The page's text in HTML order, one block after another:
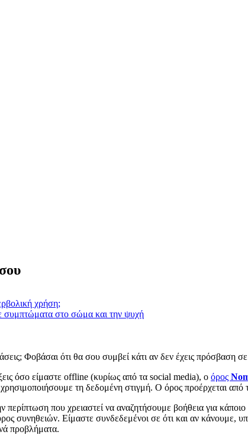
χρήση;
συμπτώματα στο σώμα και την ψυχή
Φοβάσαι ότι θα σου συμβεί κάτι αν δεν έχεις πρόσβαση
όσο είμαστε offline (κυρίως από τα social media), ο όρος
τη δεδομένη στιγμή. Ο όρος προέρχεται από
που χρειαστεί να αναζητήσουμε βοήθεια για
συνηθειών. Είμαστε συνδεδεμένοι σε ότι και αν κάνουμε,
προβλήματα.